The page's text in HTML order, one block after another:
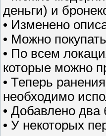
деньги) и
• Изменено
• Можно
• По всем
которые можно
• Теперь
необходимо
• Добавлено два
• У некоторых